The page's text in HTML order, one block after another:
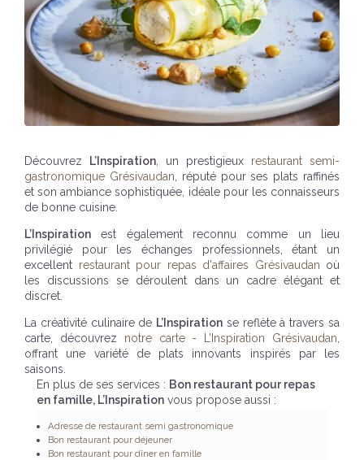
Découvrez L’Inspiration , un prestigieux restaurant semi-
gastronomique Grésivaudan , réputé pour ses plats raffinés
et son ambiance sophistiquée, idéale pour les connaisseurs
de bonne cuisine.
L’Inspiration est également reconnu comme un lieu
privilégié pour les échanges professionnels, étant un
excellent restaurant pour repas d'affaires Grésivaudan où
les discussions se déroulent dans un cadre élégant et
discret.
La créativité culinaire de L’Inspiration se reflète à travers sa
carte, découvrez notre carte - L’Inspiration Grésivaudan
offrant une variété de plats innovants inspirés par les
saisons.
En plus de ses services : Bon restaurant pour repas
en famille, L’Inspiration vous propose aussi :
Adresse de restaurant semi gastronomique
Bon restaurant pour déjeuner
Bon restaurant pour dîner en famille